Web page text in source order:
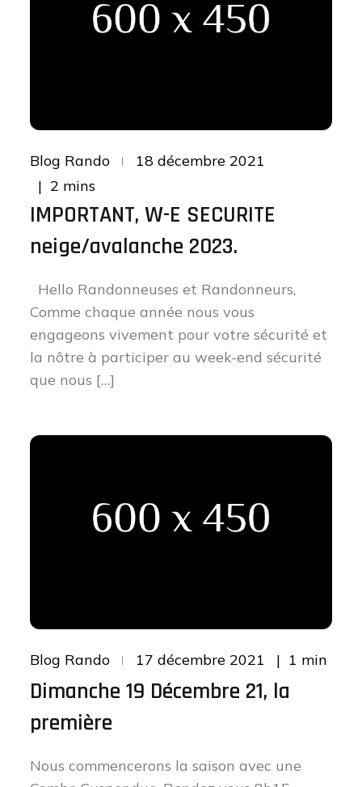
Blog Rando
Posted
18 décembre 2021
2 mins
IMPORTANT, W-E SECURITE
neige/avalanche 2023.
Hello Randonneuses et Randonneurs,
Comme chaque année nous vous
engageons vivement pour votre sécurité et
la nôtre à participer au week-end sécurité
que nous […]
Blog Rando
Posted
17 décembre 2021 1 min
Dimanche 19 Décembre 21, la
première
Nous commencerons la saison avec une